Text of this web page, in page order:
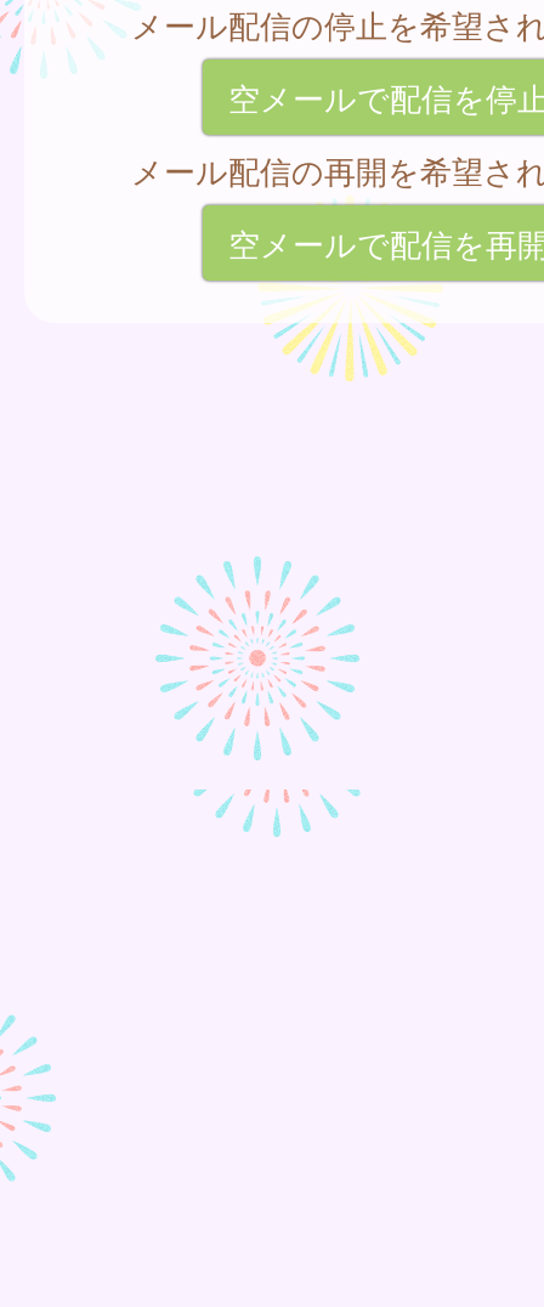
メール配信の停止を希望さ
空メールで配信を停
メール配信の再開を希望さ
空メールで配信を再